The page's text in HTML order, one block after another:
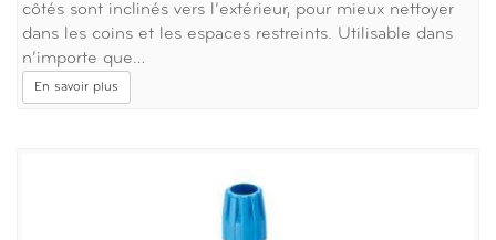
côtés sont inclinés vers l’extérieur, pour mieux nettoyer
dans les coins et les espaces restreints. Utilisable dans
n’importe que…
En savoir plus